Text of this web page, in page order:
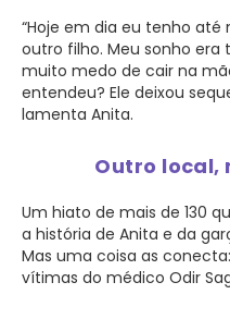
“Hoje em dia eu tenho
outro filho. Meu sonho era
muito medo de cair na
entendeu? Ele deixou
lamenta Anita.
Outro local,
Um hiato de mais de 130
a história de Anita e da
Mas uma coisa as
vítimas do médico Odir